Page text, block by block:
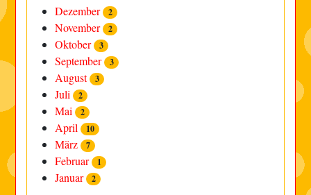
Dezember 2
November 2
Oktober 3
September 3
August 3
Juli 2
Mai 2
April 10
März 7
Februar 1
Januar 2